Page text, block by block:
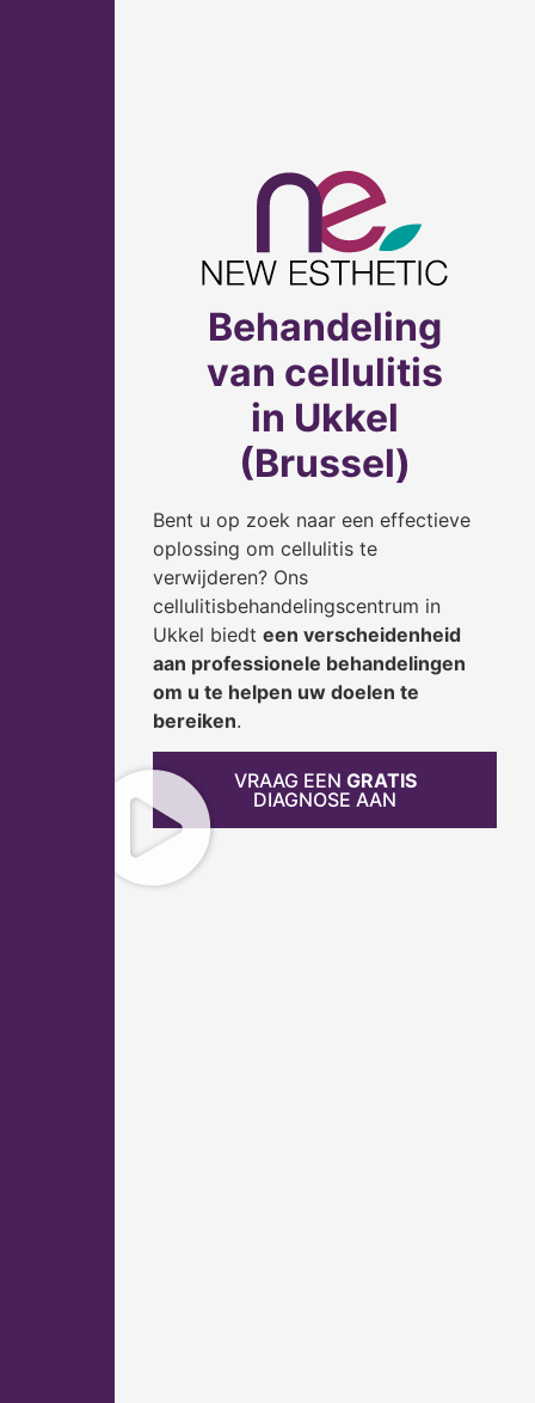
Behandeling
van cellulitis
in Ukkel
(Brussel)
Bent u op zoek naar een effectieve
oplossing om cellulitis te
verwijderen? Ons
cellulitisbehandelingscentrum in
Ukkel biedt een verscheidenheid
aan professionele behandelingen
om u te helpen uw doelen te
bereiken.
VRAAG EEN GRATIS
DIAGNOSE AAN